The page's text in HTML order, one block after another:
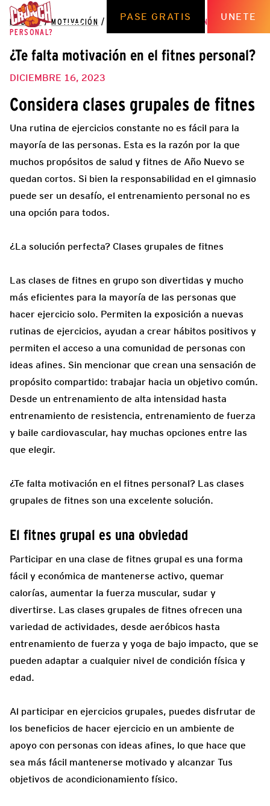
PASE GRATIS UNETE
EL BLOG / MOTIVACIÓN /
¿TE FALTA MOTIVACIÓN EN EL FITNES
PERSONAL?
¿Te falta motivación en el fitnes personal?
DICIEMBRE 16, 2023
Considera clases grupales de fitnes
Una rutina de ejercicios constante no es fácil para la
mayoría de las personas. Esta es la razón por la que
muchos propósitos de salud y fitnes de Año Nuevo se
quedan cortos. Si bien la responsabilidad en el gimnasio
puede ser un desafío, el entrenamiento personal no es
una opción para todos.
¿La solución perfecta? Clases grupales de fitnes
Las clases de fitnes en grupo son divertidas y mucho
más eficientes para la mayoría de las personas que
hacer ejercicio solo. Permiten la exposición a nuevas
rutinas de ejercicios, ayudan a crear hábitos positivos y
permiten el acceso a una comunidad de personas con
ideas afines. Sin mencionar que crean una sensación de
propósito compartido: trabajar hacia un objetivo común.
Desde un entrenamiento de alta intensidad hasta
entrenamiento de resistencia, entrenamiento de fuerza
y baile cardiovascular, hay muchas opciones entre las
que elegir.
¿Te falta motivación en el fitnes personal? Las clases
grupales de fitnes son una excelente solución.
El fitnes grupal es una obviedad
Participar en una clase de fitnes grupal es una forma
fácil y económica de mantenerse activo, quemar
calorías, aumentar la fuerza muscular, sudar y
divertirse. Las clases grupales de fitnes ofrecen una
variedad de actividades, desde aeróbicos hasta
entrenamiento de fuerza y yoga de bajo impacto, que se
pueden adaptar a cualquier nivel de condición física y
edad.
Al participar en ejercicios grupales, puedes disfrutar de
los beneficios de hacer ejercicio en un ambiente de
apoyo con personas con ideas afines, lo que hace que
sea más fácil mantenerse motivado y alcanzar Tus
objetivos de acondicionamiento físico.